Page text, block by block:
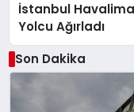
İstanbul
Yolcu Ağırladı
Son Dakika